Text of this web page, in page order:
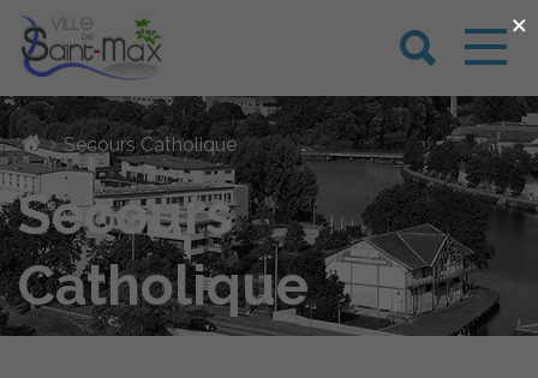
› Secours Catholique
Secours
Catholique
×